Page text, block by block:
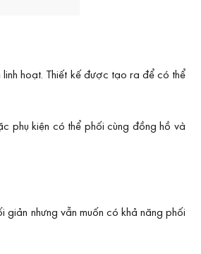
hoạt. Thiết kế được tạo ra để có thể
phụ kiện có thể phối cùng đồng hồ và
nhưng vẫn muốn có khả năng phối